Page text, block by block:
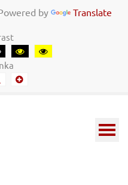
by Translate
Kontrast
czarny-
biały
Kontrast
czarny-
Kontrast
żółto-
Domyślny
font
Mniejszy